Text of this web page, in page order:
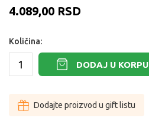
4.089,00 RSD
Količina:
DODAJ U KORPU
Dodajte proizvod u gift listu